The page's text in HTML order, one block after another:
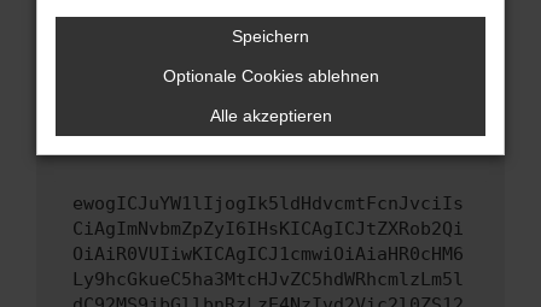
Wende dich an den Webseitenbetreiber.
Wenn du alle oben genannten Schritte versucht
hast, kontaktiere uns bitte. Wir werden
versuchen, das Problem zu beheben. Du kannst
uns diesen Text schicken, um uns bei der
ewogICJuYW1lIjogIk5ldHdvcmtFcnJvciIs
CiAgImNvbmZpZyI6IHsKICAgICJtZXRob2Qi
OiAiR0VUIiwKICAgICJ1cmwiOiAiaHR0cHM6
Ly9hcGkueC5ha3MtcHJvZC5hdWRhcmlzLm5l
Speichern
Optionale Cookies ablehnen
Alle akzeptieren